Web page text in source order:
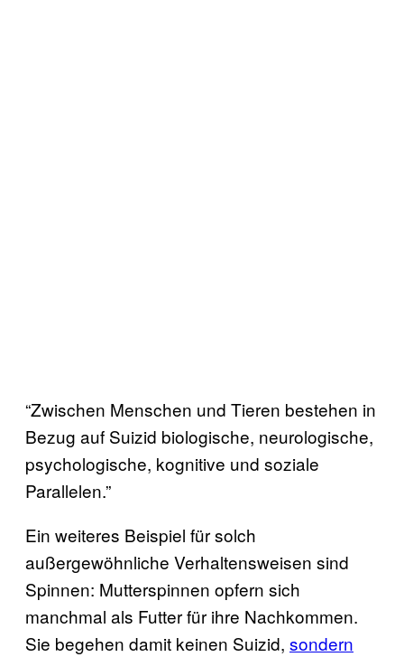
“Zwischen Menschen und Tieren bestehen in
Bezug auf Suizid biologische, neurologische,
psychologische, kognitive und soziale
Parallelen.”
Ein weiteres Beispiel für solch
außergewöhnliche Verhaltensweisen sind
Spinnen: Mutterspinnen opfern sich
manchmal als Futter für ihre Nachkommen.
Sie begehen damit keinen Suizid, sondern